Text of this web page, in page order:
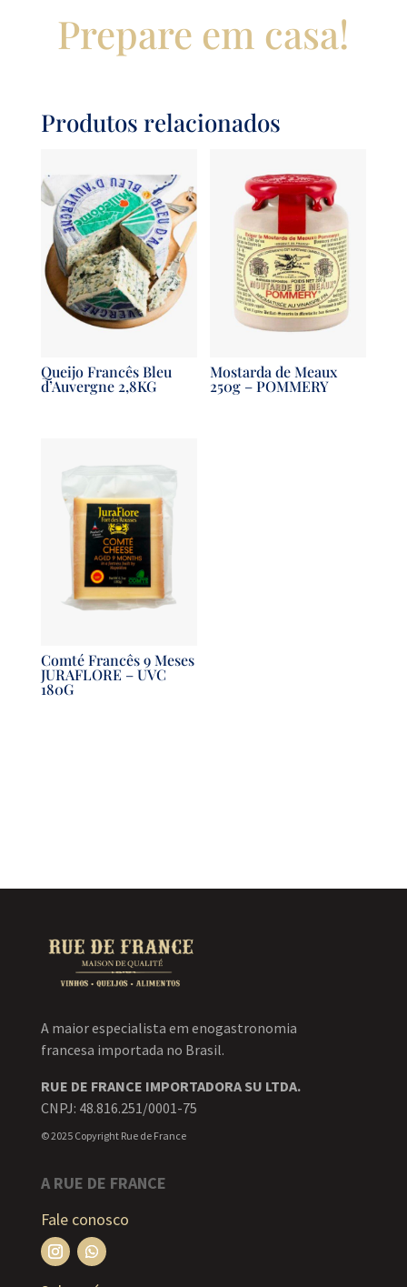
Prepare em casa!
Produtos relacionados
Queijo Francês Bleu
d’Auvergne 2,8KG
Mostarda de Meaux
250g – POMMERY
Comté Francês 9 Meses
JURAFLORE – UVC
180G
A maior especialista em enogastronomia
francesa importada no Brasil.
RUE DE FRANCE IMPORTADORA SU LTDA.
CNPJ: 48.816.251/0001-75
© 2025 Copyright Rue de France
A RUE DE FRANCE
Fale conosco